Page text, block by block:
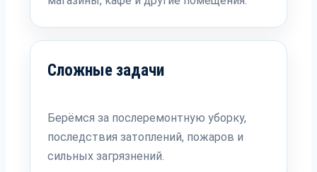
Сложные задачи
Берёмся за послеремонтную уборку,
последствия затоплений, пожаров и
сильных загрязнений.